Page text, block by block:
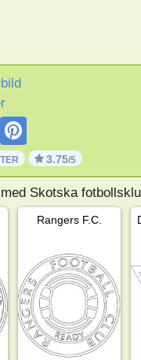
3.75/5
Skotska
Rangers F.C.